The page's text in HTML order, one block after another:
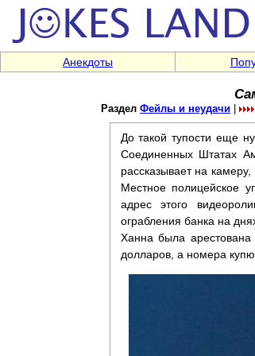
Анекдоты
Раздел Фейлы и неудачи
До такой тупости еще
Соединенных Штатах
рассказывает на
Местное полицейское
адрес этого
ограбления банка на
Ханна была
долларов, а номера